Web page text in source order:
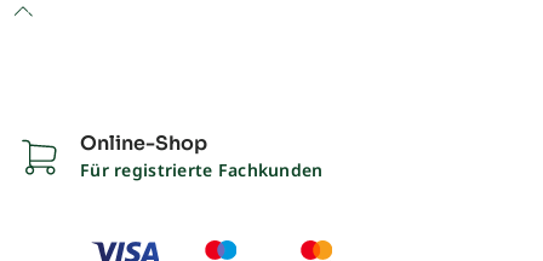
to top
Online-Shop
Für registrierte Fachkunden